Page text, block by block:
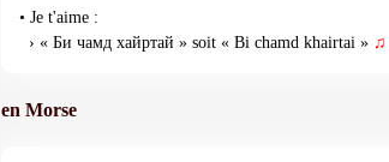
• Je t'aime :
› « Би чамд хайртай » soit « Bi chamd khairtai » ♫
en Morse